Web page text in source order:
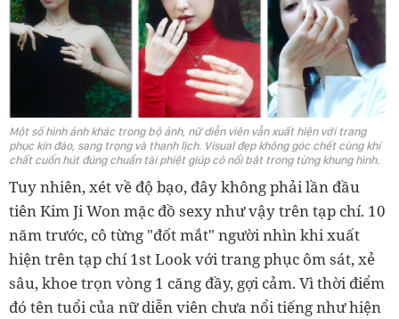
Một số hình ảnh khác trong bộ ảnh, nữ diễn viên vẫn xuất hiện với trang
phục kín đáo, sang trọng và thanh lịch. Visual đẹp không góc chết cùng khí
chất cuốn hút đúng chuẩn tài phiệt giúp cô nổi bật trong từng khung hình.
Tuy nhiên, xét về độ bạo, đây không phải lần đầu
tiên Kim Ji Won mặc đồ sexy như vậy trên tạp chí. 10
năm trước, cô từng "đốt mắt" người nhìn khi xuất
hiện trên tạp chí 1st Look với trang phục ôm sát, xẻ
sâu, khoe trọn vòng 1 căng đầy, gợi cảm. Vì thời điểm
đó tên tuổi của nữ diễn viên chưa nổi tiếng như hiện